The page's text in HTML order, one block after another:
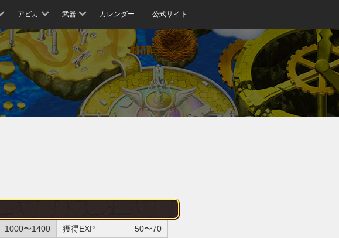
アビカ 武器 カレンダー 公式サイト
1000〜1400 獲得EXP 50〜70